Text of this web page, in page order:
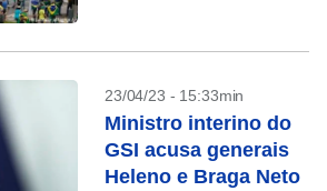
23/04/23 - 15:33min
Ministro interino do
GSI acusa generais
Heleno e Braga Neto